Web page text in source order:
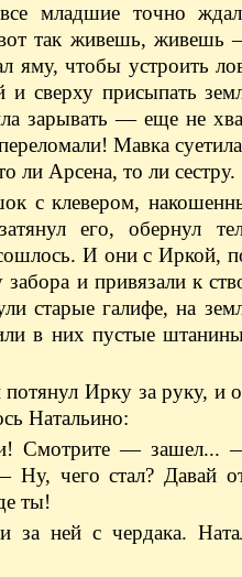
младшие точно
вот так живешь,
яму, чтобы устроить
и сверху присыпать
зарывать — еще не
Мавка
ли Арсена, то ли сестру.
с клевером,
его, обернул
И они с Иркой,
и привязали к
старые галифе, на
в них пустые
потянул Ирку за руку, и
Натальино:
Смотрите — зашел...
Ну, чего стал? Давай
ты!
за ней с чердака.